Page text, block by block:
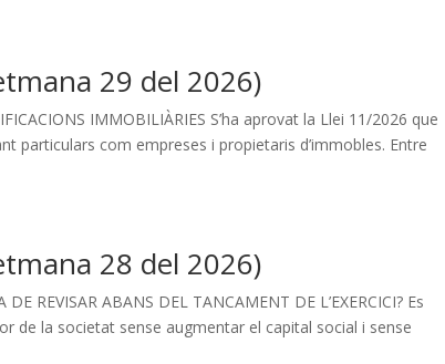
29 del 2026)
IMMOBILIÀRIES S’ha aprovat la Llei 11/2026 que
particulars com empreses i propietaris d’immobles. Entre
28 del 2026)
REVISAR ABANS DEL TANCAMENT DE L’EXERCICI? Es
de la societat sense augmentar el capital social i sense